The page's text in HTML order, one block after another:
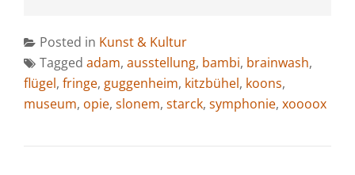
Posted in Kunst & Kultur
Tagged adam, ausstellung, bambi, brainwash,
flügel, fringe, guggenheim, kitzbühel, koons,
museum, opie, slonem, starck, symphonie, xoooox